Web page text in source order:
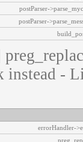
postParser-
postParser-
instead -
errorHandler-